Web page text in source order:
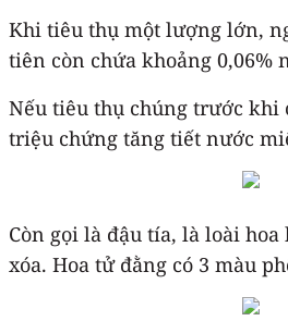
Khi tiêu thụ một lượng lớn,
tiên còn chứa khoảng 0,06%
Nếu tiêu thụ chúng trước khi
triệu chứng tăng tiết nước
Còn gọi là đậu tía, là loài
xóa. Hoa tử đằng có 3 màu